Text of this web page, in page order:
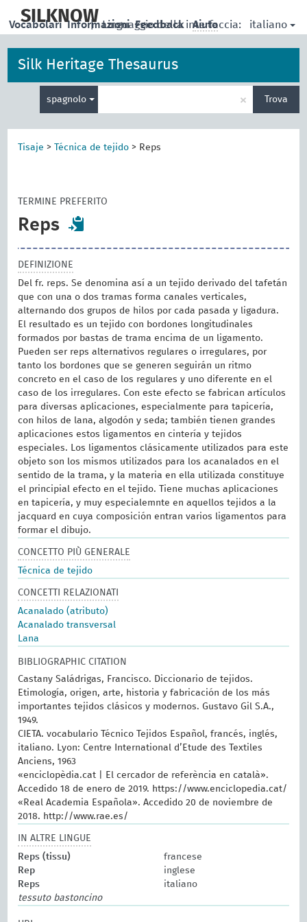
main
SILKNOW
| Linguaggio della interfaccia: italiano
Vocabolari Informazioni Feedback Aiuto
Silk Heritage Thesaurus
spagnolo
per
la
× Trova
Tisaje > Técnica de tejido > Reps
TERMINE PREFERITO
Reps
DEFINIZIONE
Del fr. reps. Se denomina así a un tejido derivado del tafetán
que con una o dos tramas forma canales verticales,
alternando dos grupos de hilos por cada pasada y ligadura.
El resultado es un tejido con bordones longitudinales
formados por bastas de trama encima de un ligamento.
Pueden ser reps alternativos regulares o irregulares, por
tanto los bordones que se generen seguirán un ritmo
concreto en el caso de los regulares y uno diferente en el
caso de los irregulares. Con este efecto se fabrican artículos
para diversas aplicaciones, especialmente para tapicería,
con hilos de lana, algodón y seda; también tienen grandes
aplicaciones estos ligamentos en cintería y tejidos
especiales. Los ligamentos clásicamente utilizados para este
objeto son los mismos utilizados para los acanalados en el
sentido de la trama, y la materia en ella utilizada constituye
el principial efecto en el tejido. Tiene muchas aplicaciones
en tapicería, y muy especialemnte en aquellos tejidos a la
jacquard en cuya composición entran varios ligamentos para
formar el dibujo.
CONCETTO PIÙ GENERALE
Técnica de tejido
CONCETTI RELAZIONATI
Acanalado (atributo)
Acanalado transversal
Lana
BIBLIOGRAPHIC CITATION
Castany Saládrigas, Francisco. Diccionario de tejidos.
Etimología, origen, arte, historia y fabricación de los más
importantes tejidos clásicos y modernos. Gustavo Gil S.A.,
1949.
CIETA. vocabulario Técnico Tejidos Español, francés, inglés,
italiano. Lyon: Centre International d’Etude des Textiles
Anciens, 1963
«enciclopèdia.cat | El cercador de referència en català».
Accedido 18 de enero de 2019. https://www.enciclopedia.cat/
«Real Academia Española». Accedido 20 de noviembre de
2018. http://www.rae.es/
IN ALTRE LINGUE
Reps (tissu)
francese
Rep
inglese
Reps
italiano
tessuto bastoncino